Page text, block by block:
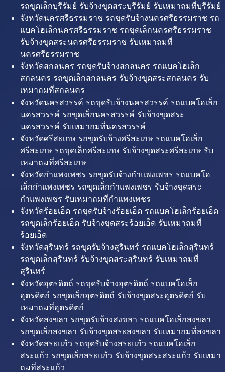
รถขุดเล็กบุรีรัมย์ รับจ้างขุดสระบุรีรัมย์ รับเหมาถมที่บุรีรัมย์
จังหวัดนครศรีธรรมราช รถขุดรับจ้างนครศรีธรรมราช รถ
แบคโฮเล็กนครศรีธรรมราช รถขุดเล็กนครศรีธรรมราช
รับจ้างขุดสระนครศรีธรรมราช รับเหมาถมที่
นครศรีธรรมราช
จังหวัดสกลนคร รถขุดรับจ้างสกลนคร รถแบคโฮเล็ก
สกลนคร รถขุดเล็กสกลนคร รับจ้างขุดสระสกลนคร รับ
เหมาถมที่สกลนคร
จังหวัดนครสวรรค์ รถขุดรับจ้างนครสวรรค์ รถแบคโฮเล็ก
นครสวรรค์ รถขุดเล็กนครสวรรค์ รับจ้างขุดสระ
นครสวรรค์ รับเหมาถมที่นครสวรรค์
จังหวัดศรีสะเกษ รถขุดรับจ้างศรีสะเกษ รถแบคโฮเล็ก
ศรีสะเกษ รถขุดเล็กศรีสะเกษ รับจ้างขุดสระศรีสะเกษ รับ
เหมาถมที่ศรีสะเกษ
จังหวัดกำแพงเพชร รถขุดรับจ้างกำแพงเพชร รถแบคโฮ
เล็กกำแพงเพชร รถขุดเล็กกำแพงเพชร รับจ้างขุดสระ
กำแพงเพชร รับเหมาถมที่กำแพงเพชร
จังหวัดร้อยเอ็ด รถขุดรับจ้างร้อยเอ็ด รถแบคโฮเล็กร้อยเอ็ด
รถขุดเล็กร้อยเอ็ด รับจ้างขุดสระร้อยเอ็ด รับเหมาถมที่
ร้อยเอ็ด
จังหวัดสุรินทร์ รถขุดรับจ้างสุรินทร์ รถแบคโฮเล็กสุรินทร์
รถขุดเล็กสุรินทร์ รับจ้างขุดสระสุรินทร์ รับเหมาถมที่
สุรินทร์
จังหวัดอุตรดิตถ์ รถขุดรับจ้างอุตรดิตถ์ รถแบคโฮเล็ก
อุตรดิตถ์ รถขุดเล็กอุตรดิตถ์ รับจ้างขุดสระอุตรดิตถ์ รับ
เหมาถมที่อุตรดิตถ์
จังหวัดสงขลา รถขุดรับจ้างสงขลา รถแบคโฮเล็กสงขลา
รถขุดเล็กสงขลา รับจ้างขุดสระสงขลา รับเหมาถมที่สงขลา
จังหวัดสระแก้ว รถขุดรับจ้างสระแก้ว รถแบคโฮเล็ก
สระแก้ว รถขุดเล็กสระแก้ว รับจ้างขุดสระสระแก้ว รับเหมา
ถมที่สระแก้ว